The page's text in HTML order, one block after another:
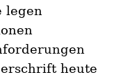
legen
heute